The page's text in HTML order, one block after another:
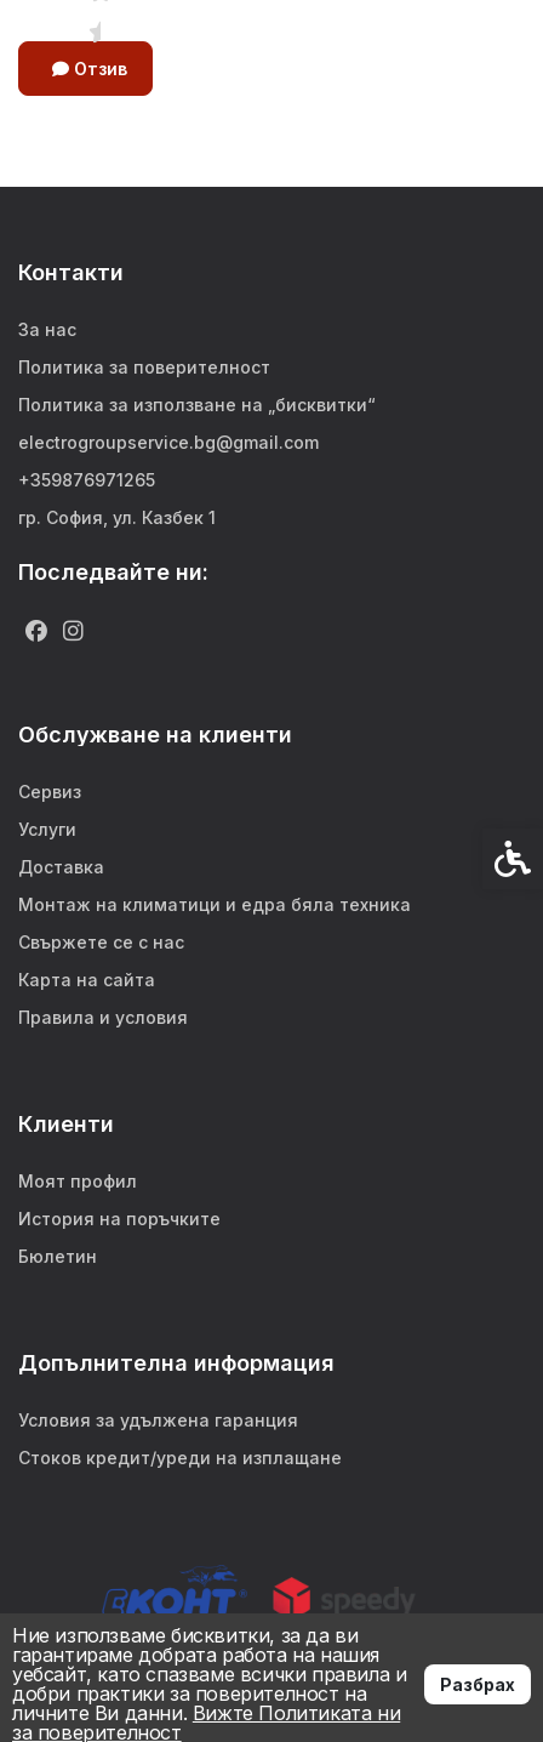
Отзив
Ние използваме бисквитки, за да ви
гарантираме добрата работа на нашия
уебсайт, като спазваме всички правила и
добри практики за поверителност на
личните Ви данни. Вижте Политиката ни
за поверителност
Разбрах
Контакти
За нас
Политика за поверителност
Политика за използване на „бисквитки“
electrogroupservice.bg@gmail.com
+359876971265
гр. София, ул. Казбек 1
Последвайте ни:
Обслужване на клиенти
Сервиз
Услуги
Доставка
Монтаж на климатици и едра бяла техника
Свържете се с нас
Карта на сайта
Правила и условия
Клиенти
Моят профил
История на поръчките
Бюлетин
Допълнителна информация
Условия за удължена гаранция
Стоков кредит/уреди на изплащане